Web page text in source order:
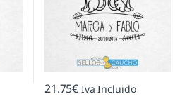
21.75€ Iva Incluido